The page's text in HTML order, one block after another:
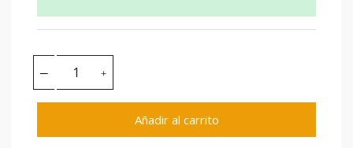
Añadir al carrito